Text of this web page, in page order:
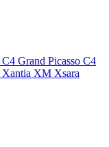
C4 Grand Picasso C4
Xantia XM Xsara